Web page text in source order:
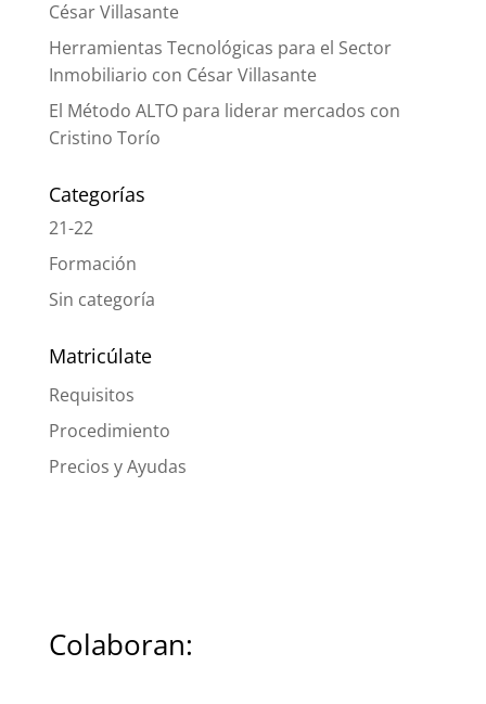
César Villasante
Herramientas Tecnológicas para el Sector
Inmobiliario con César Villasante
El Método ALTO para liderar mercados con
Cristino Torío
Categorías
21-22
Formación
Sin categoría
Matricúlate
Requisitos
Procedimiento
Precios y Ayudas
Colaboran: